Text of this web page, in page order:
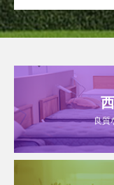
良質